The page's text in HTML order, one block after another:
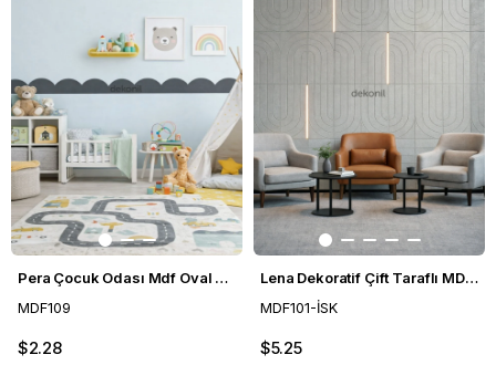
Pera Çocuk Odası Mdf Oval Duvar Bordürü 10*80 cm
MDF109
$2.28
Lena Dekoratif Çift Taraflı MDF Oval Duvar Paneli 40*90cm
MDF101-İSK
$5.25